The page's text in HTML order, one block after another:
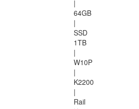
|
64GB
|
SSD
1TB
|
W10P
|
K2200
|
Rail